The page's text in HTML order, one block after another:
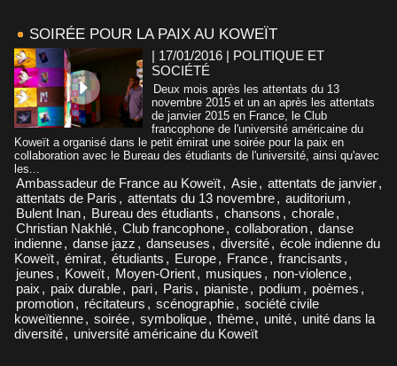
SOIRÉE POUR LA PAIX AU KOWEÏT
| 17/01/2016 | POLITIQUE ET
SOCIÉTÉ
Deux mois après les attentats du 13
novembre 2015 et un an après les attentats
de janvier 2015 en France, le Club
francophone de l'université américaine du
Koweït a organisé dans le petit émirat une soirée pour la paix en
collaboration avec le Bureau des étudiants de l'université, ainsi qu'avec
les...
Ambassadeur de France au Koweït, Asie, attentats de janvier,
attentats de Paris , attentats du 13 novembre, auditorium ,
Bulent Inan, Bureau des étudiants , chansons , chorale,
Christian Nakhlé, Club francophone, collaboration, danse
indienne, danse jazz , danseuses , diversité, école indienne du
Koweït, émirat, étudiants , Europe, France, francisants ,
jeunes , Koweït, Moyen-Orient, musiques , non-violence,
paix , paix durable, pari, Paris , pianiste, podium , poèmes ,
promotion, récitateurs , scénographie, société civile
koweïtienne, soirée, symbolique, thème, unité, unité dans la
diversité, université américaine du Koweït